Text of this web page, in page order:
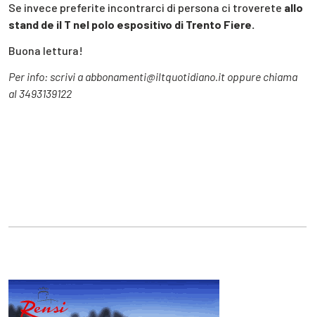
Se invece preferite incontrarci di persona ci troverete allo
stand de il T nel polo espositivo di Trento Fiere.
Buona lettura!
Per info: scrivi a abbonamenti@iltquotidiano.it oppure chiama
al 3493139122